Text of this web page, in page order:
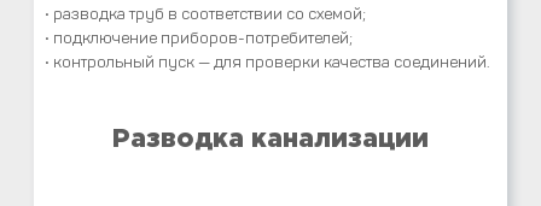
• разводка труб в соответствии со схемой;
• подключение приборов-потребителей;
• контрольный пуск — для проверки качества соединений.
Разводка канализации